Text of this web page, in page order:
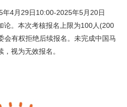
年4月29日10:00-2025年5月20日
论。本次考核报名上限为100人(200
会有权拒绝后续报名。未完成中国马
视为无效报名。